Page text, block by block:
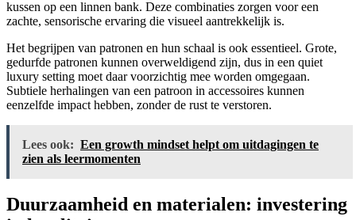
kussen op een linnen bank. Deze combinaties zorgen voor een
zachte, sensorische ervaring die visueel aantrekkelijk is.
Het begrijpen van patronen en hun schaal is ook essentieel. Grote,
gedurfde patronen kunnen overweldigend zijn, dus in een quiet
luxury setting moet daar voorzichtig mee worden omgegaan.
Subtiele herhalingen van een patroon in accessoires kunnen
eenzelfde impact hebben, zonder de rust te verstoren.
Lees ook: Een growth mindset helpt om uitdagingen te
zien als leermomenten
Duurzaamheid en materialen: investering